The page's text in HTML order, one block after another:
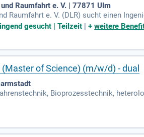
Raumfahrt e. V. | 77871 Ulm
Raumfahrt e. V. (DLR) sucht einen
Kennziffer 5483 und befindet sich in
auf zwei Jahre befristet, mit einer
von über 12.000 Mitarbeitenden aus
gesucht | Teilzeit |+weitere
of Science) (m/w/d) - dual
Bioprozesstechnik,
die reguläre Studiengänge integriert.